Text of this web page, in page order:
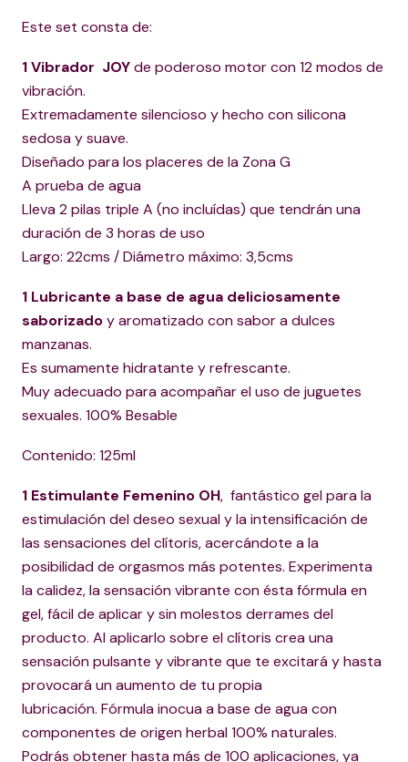
Este set consta de:
1 Vibrador JOYde poderoso motor con 12 modos de
vibración.
Extremadamente silencioso y hecho con silicona
sedosa y suave.
Diseñado para los placeres de la Zona G
A prueba de agua
Lleva 2 pilas triple A (no incluídas) que tendrán una
duración de 3 horas de uso
Largo: 22cms / Diámetro máximo: 3,5cms
1 Lubricante a base de agua deliciosamente
saborizadoy aromatizado con sabor a dulces
manzanas.
Es sumamente hidratante y refrescante.
Muy adecuado para acompañar el uso de juguetes
sexuales. 100% Besable
Contenido: 125ml
1 Estimulante Femenino OH, fantástico gel para la
estimulación del deseo sexual y la intensificación de
las sensaciones del clítoris, acercándote a la
posibilidad de orgasmos más potentes. Experimenta
la calidez, la sensación vibrante con ésta fórmula en
gel, fácil de aplicar y sin molestos derrames del
producto. Al aplicarlo sobre el clítoris crea una
sensación pulsante y vibrante que te excitará y hasta
provocará un aumento de tu propia
lubricación. Fórmula inocua a base de agua con
componentes de origen herbal 100% naturales.
Podrás obtener hasta más de 100 aplicaciones, ya